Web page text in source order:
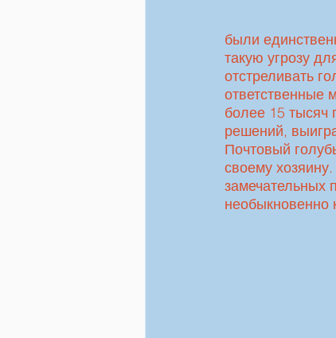
были
такую угрозу
отстреливать
ответственные
более 15 тысяч
решений,
Почтовый
своему
замечательных
необыкновенно